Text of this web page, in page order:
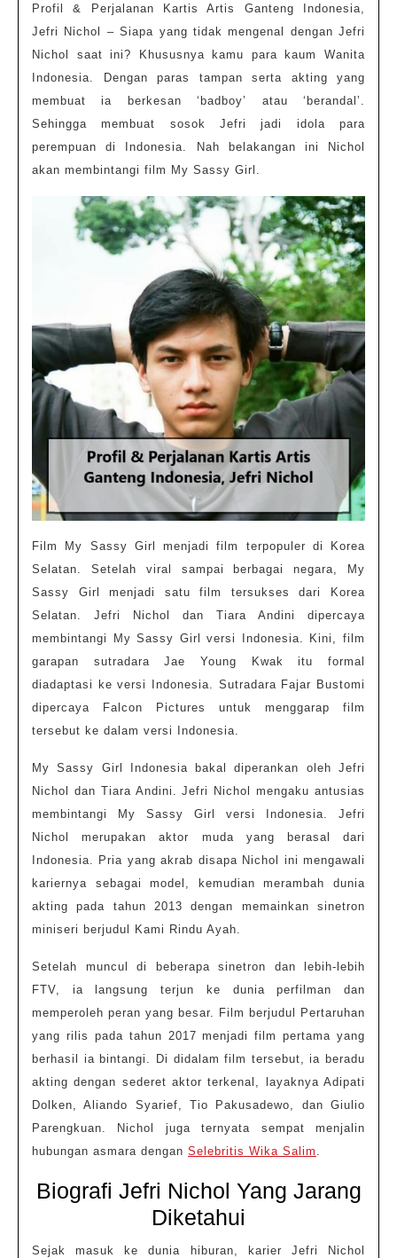
Artis
Ganteng
Indonesia,
Jefri
Nichol
Profil & Perjalanan Kartis Artis Ganteng Indonesia,
Jefri Nichol – Siapa yang tidak mengenal dengan Jefri
Nichol saat ini? Khususnya kamu para kaum Wanita
Indonesia. Dengan paras tampan serta akting yang
membuat ia berkesan ‘badboy’ atau ‘berandal’.
Sehingga membuat sosok Jefri jadi idola para
perempuan di Indonesia. Nah belakangan ini Nichol
akan membintangi film My Sassy Girl.
Film My Sassy Girl menjadi film terpopuler di Korea
Selatan. Setelah viral sampai berbagai negara, My
Sassy Girl menjadi satu film tersukses dari Korea
Selatan. Jefri Nichol dan Tiara Andini dipercaya
membintangi My Sassy Girl versi Indonesia. Kini, film
garapan sutradara Jae Young Kwak itu formal
diadaptasi ke versi Indonesia. Sutradara Fajar Bustomi
dipercaya Falcon Pictures untuk menggarap film
tersebut ke dalam versi Indonesia.
My Sassy Girl Indonesia bakal diperankan oleh Jefri
Nichol dan Tiara Andini. Jefri Nichol mengaku antusias
membintangi My Sassy Girl versi Indonesia. Jefri
Nichol merupakan aktor muda yang berasal dari
Indonesia. Pria yang akrab disapa Nichol ini mengawali
kariernya sebagai model, kemudian merambah dunia
akting pada tahun 2013 dengan memainkan sinetron
miniseri berjudul Kami Rindu Ayah.
Setelah muncul di beberapa sinetron dan lebih-lebih
FTV, ia langsung terjun ke dunia perfilman dan
memperoleh peran yang besar. Film berjudul Pertaruhan
yang rilis pada tahun 2017 menjadi film pertama yang
berhasil ia bintangi. Di didalam film tersebut, ia beradu
akting dengan sederet aktor terkenal, layaknya Adipati
Dolken, Aliando Syarief, Tio Pakusadewo, dan Giulio
Parengkuan. Nichol juga ternyata sempat menjalin
hubungan asmara dengan Selebritis Wika Salim
Biografi Jefri Nichol Yang Jarang
Diketahui
Sejak masuk ke dunia hiburan, karier Jefri Nichol